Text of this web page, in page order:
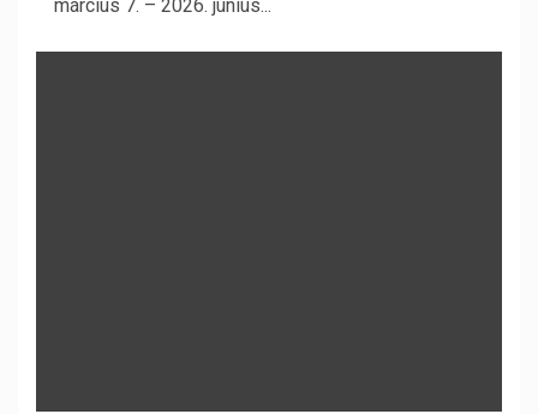
március 7. – 2026. június...